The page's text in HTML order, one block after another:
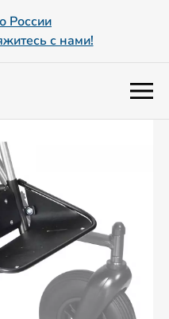
России
с нами!